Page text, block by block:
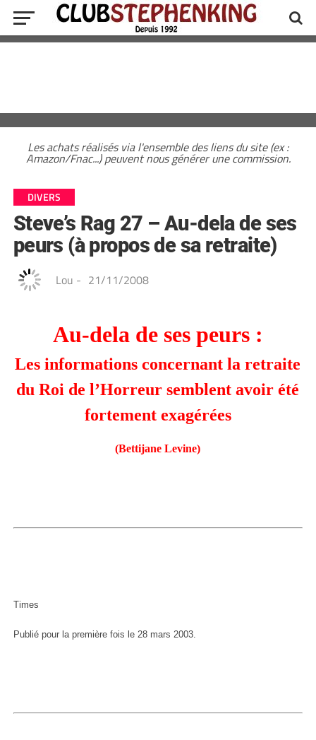
Les achats réalisés via l'ensemble des liens du site (ex :
Amazon/Fnac...) peuvent nous générer une commission.
DIVERS
Steve’s Rag 27 – Au-dela de ses
peurs (à propos de sa retraite)
Lou - 21/11/2008
Au-dela de ses peurs :
Les informations concernant la retraite
du Roi de l’Horreur semblent avoir été
fortement exagérées
(Bettijane Levine)
Times
Publié pour la première fois le 28 mars 2003.